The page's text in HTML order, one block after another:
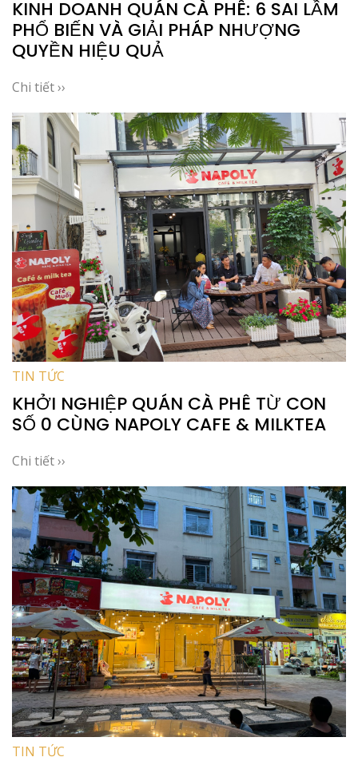
KINH DOANH QUÁN CÀ PHÊ: 6 SAI LẦM
PHỔ BIẾN VÀ GIẢI PHÁP NHƯỢNG
QUYỀN HIỆU QUẢ
Chi tiết ››
TIN TỨC
KHỞI NGHIỆP QUÁN CÀ PHÊ TỪ CON
SỐ 0 CÙNG NAPOLY CAFE & MILKTEA
Chi tiết ››
TIN TỨC